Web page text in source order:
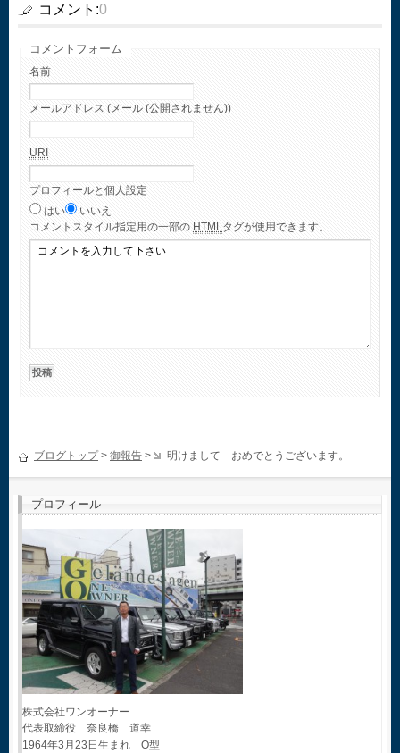
コメント:0
コメントフォーム
名前
メールアドレス (メール (公開されません))
URI
プロフィールと個人設定
はい
いいえ
コメント スタイル指定用の一部の HTMLタグが使用できます。
ブログトップ> 御報告 > 明けまして おめでとうございます。
プロフィール
株式会社ワンオーナー
代表取締役 奈良橋 道幸
1964年3月23日生まれ O型